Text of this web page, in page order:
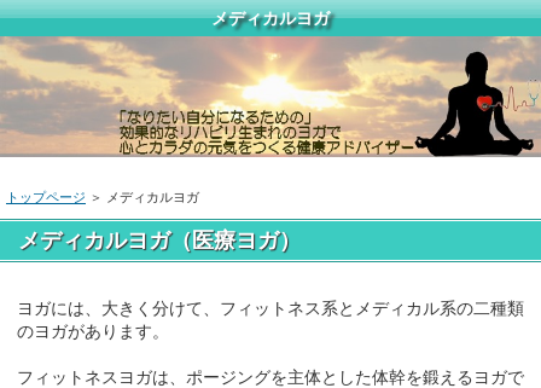
メディカルヨガ
トップページ ＞ メディカルヨガ
メディカルヨガ（医療ヨガ）
ヨガには、大きく分けて、フィットネス系とメディカル系の二種類
のヨガがあります。
フィットネスヨガは、ポージングを主体とした体幹を鍛えるヨガで